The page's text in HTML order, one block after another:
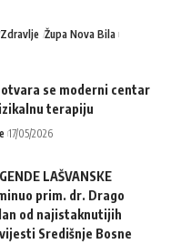
Zdravlje Župa Nova Bila
se moderni centar
terapiju
17/05/2026
LAŠVANSKE
prim. dr. Drago
od najistaknutijih
Središnje Bosne